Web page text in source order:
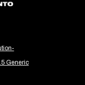
Generic